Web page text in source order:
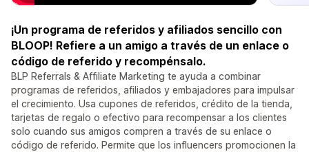
¡Un programa de referidos y afiliados sencillo con
BLOOP! Refiere a un amigo a través de un enlace o
código de referido y recompénsalo.
BLP Referrals & Affiliate Marketing te ayuda a combinar
programas de referidos, afiliados y embajadores para impulsar
el crecimiento. Usa cupones de referidos, crédito de la tienda,
tarjetas de regalo o efectivo para recompensar a los clientes
solo cuando sus amigos compren a través de su enlace o
código de referido. Permite que los influencers promocionen la